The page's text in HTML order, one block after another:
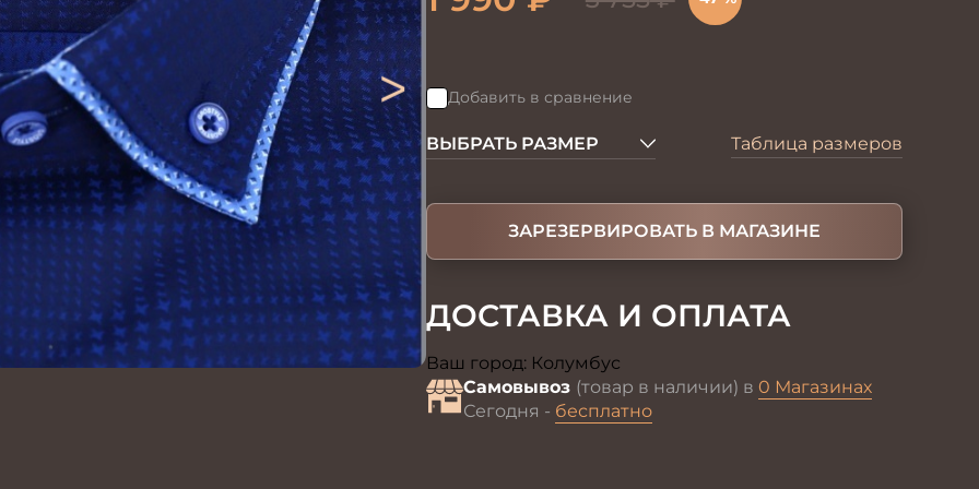
> Добавить в сравнение
ВЫБРАТЬ РАЗМЕР Таблица размеров
ЗАРЕЗЕРВИРОВАТЬ В МАГАЗИНЕ
ДОСТАВКА И ОПЛАТА
Ваш город: Колумбус
Самовывоз (товар в наличии) в 0 Магазинах
Сегодня - бесплатно